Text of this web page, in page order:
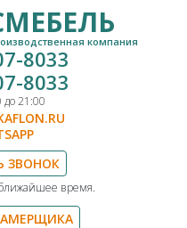
компания
8033
8033
до 21:00
ЗВОНОК
время.